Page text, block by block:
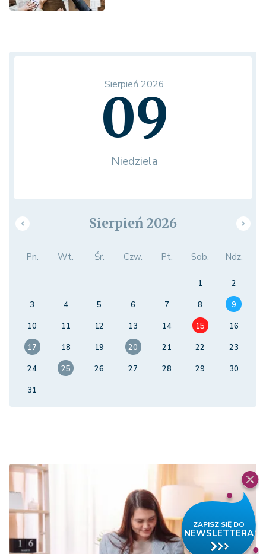
Sierpień 2026
09
Niedziela
Sierpień 2026
Pn. Wt. Śr. Czw. Pt. Sob. Ndz.
1
2
3
4 5 6 7 8
9
10
11 12 13 14 15
16
17
18 19 20 21 22
23
24
25 26 27 28 29
30
31